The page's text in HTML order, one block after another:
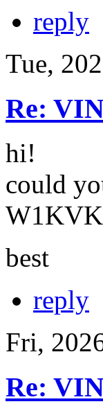
reply
Tue,
Re:
hi!
could
best
reply
Fri,
Re: